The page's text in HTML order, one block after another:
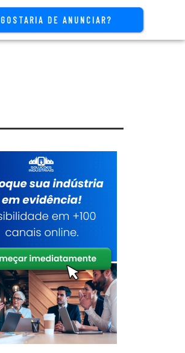
GOSTARIA DE ANUNCIAR?